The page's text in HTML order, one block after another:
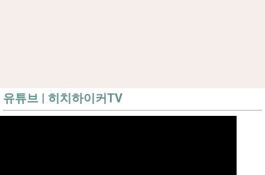
유튜브 | 히치하이커TV